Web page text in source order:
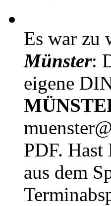
Es war zu
Münster:
eigene
PDF.
aus dem